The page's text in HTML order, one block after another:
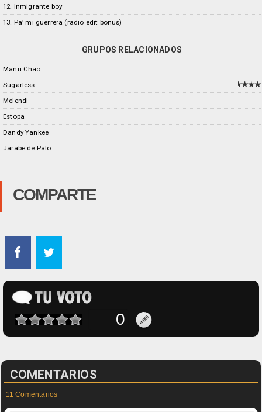
12. Inmigrante boy
13. Pa’ mi guerrera (radio edit bonus)
GRUPOS RELACIONADOS
Manu Chao
Sugarless
Melendi
Estopa
Dandy Yankee
Jarabe de Palo
COMPARTE
COMENTARIOS
11 Comentarios